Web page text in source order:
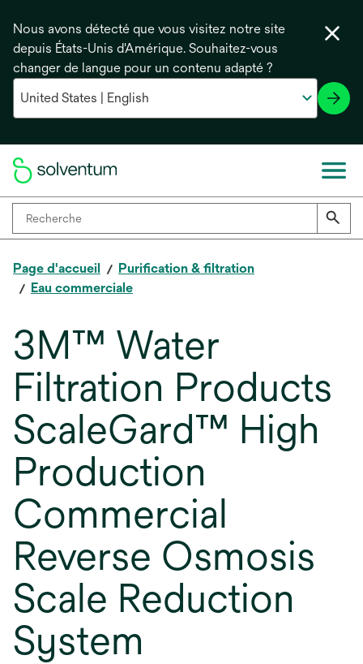
Nous avons détecté que vous visitez notre site
depuis États-Unis d'Amérique. Souhaitez-vous
changer de langue pour un contenu adapté ?
Page d'accueil
Purification & filtration
Eau commerciale
3M™ Water
Filtration Products
ScaleGard™ High
Production
Commercial
Reverse Osmosis
Scale Reduction
System